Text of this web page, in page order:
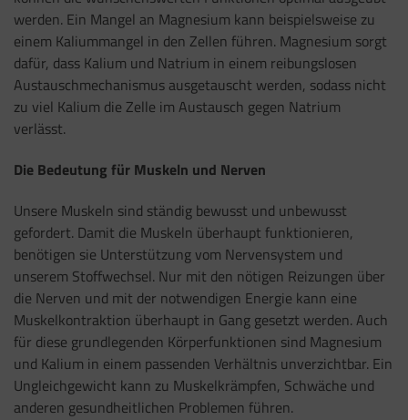
werden. Ein Mangel an Magnesium kann beispielsweise zu
einem Kaliummangel in den Zellen führen. Magnesium sorgt
dafür, dass Kalium und Natrium in einem reibungslosen
Austauschmechanismus ausgetauscht werden, sodass nicht
zu viel Kalium die Zelle im Austausch gegen Natrium
verlässt.
Die Bedeutung für Muskeln und Nerven
Unsere Muskeln sind ständig bewusst und unbewusst
gefordert. Damit die Muskeln überhaupt funktionieren,
benötigen sie Unterstützung vom Nervensystem und
unserem Stoffwechsel. Nur mit den nötigen Reizungen über
die Nerven und mit der notwendigen Energie kann eine
Muskelkontraktion überhaupt in Gang gesetzt werden. Auch
für diese grundlegenden Körperfunktionen sind Magnesium
und Kalium in einem passenden Verhältnis unverzichtbar. Ein
Ungleichgewicht kann zu Muskelkrämpfen, Schwäche und
anderen gesundheitlichen Problemen führen.